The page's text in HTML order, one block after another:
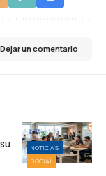
Dejar un comentario
NOTICIAS
SOCIAL